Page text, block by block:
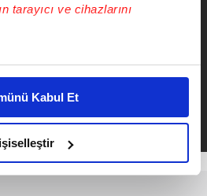
tarayıcı ve cihazlarını
halinde sizlere özel
yaşatabiliriz. Bunu yaparken
bir reklam deneyimi sunmak
içerikleri sunabilmek adına
ve bu noktada,
karşılamak noktasında tek gelir
Kabul Et